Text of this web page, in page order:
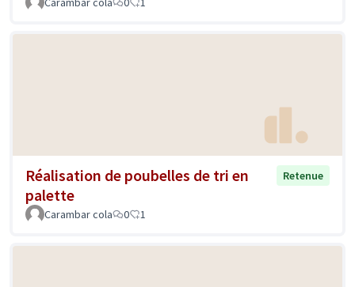
Réalisation de poubelles de tri en
palette
Retenue
Carambar cola 0 1